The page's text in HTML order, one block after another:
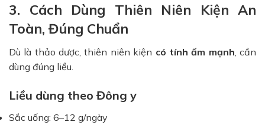
3. Cách Dùng Thiên Niên Kiện An
Toàn, Đúng Chuẩn
Dù là thảo dược, thiên niên kiện có tính ấm mạnh, cần
dùng đúng liều.
Liều dùng theo Đông y
Sắc uống: 6–12 g/ngày